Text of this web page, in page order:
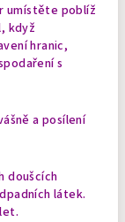
umístěte poblíž
když
hranic,
s
a posílení
doušcích
látek.